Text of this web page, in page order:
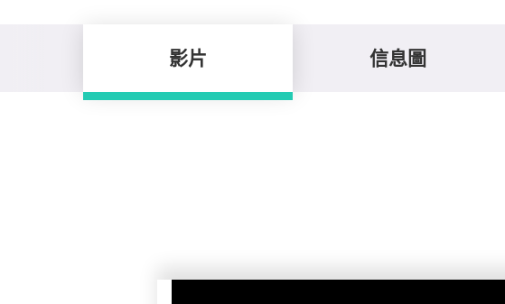
影片 信息圖